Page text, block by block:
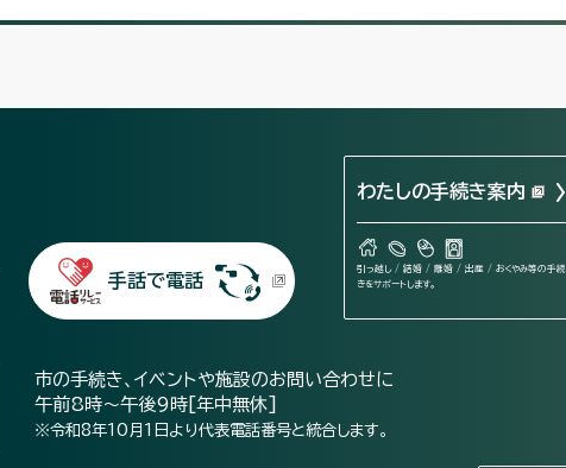
手話で電話
わたしの手続き案内
引っ越し / 結婚 / 離婚 / 出産 / おくやみ等の手続
きをサポートします。
市の手続き、イベントや施設のお問い合わせに
午前8時～午後9時[年中無休]
※令和8年10月1日より代表電話番号と統合します。